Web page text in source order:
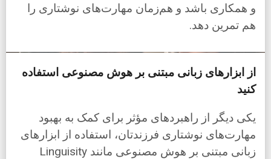
و همکاری باشد و هم‌زمان مهارت‌های نوشتاری را
هم تمرین دهد.
از ابزارهای زبانی مبتنی بر هوش مصنوعی استفاده
کنید
یکی دیگر از راهبردهای مؤثر برای کمک به بهبود
مهارت‌های نوشتاری فرزندتان، استفاده از ابزارهای
زبانی مبتنی بر هوش مصنوعی مانند Linguisity